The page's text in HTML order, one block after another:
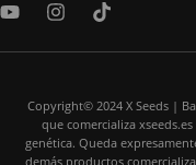
Y
u
I
s
g
r
a
T
k
k
Copyright© 2024 X Seeds |
que comercializa
genética. Queda
demás productos